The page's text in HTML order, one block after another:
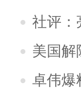
社评：
美国解
卓伟爆